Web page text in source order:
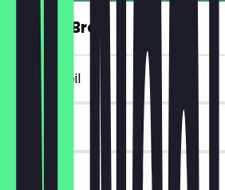
30% auf Brot
~2 € Vorteil
14 Tage
vor Ort